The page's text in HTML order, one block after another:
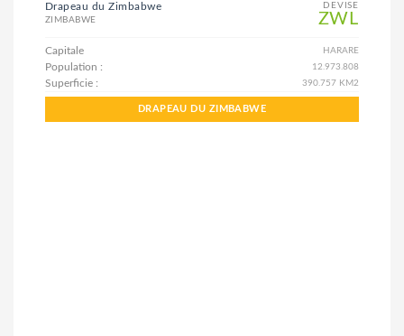
DEVISE
ZWL
Drapeau du Zimbabwe
ZIMBABWE
Capitale HARARE
Population : 12.973.808
Superficie : 390.757 KM2
DRAPEAU DU ZIMBABWE